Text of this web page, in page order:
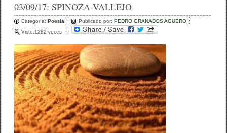
03/09/17:SPINOZA-VALLEJO
Categoría:Poesía Publicado por:PEDRO GRANADOS AGUERO
Visto:1282 veces